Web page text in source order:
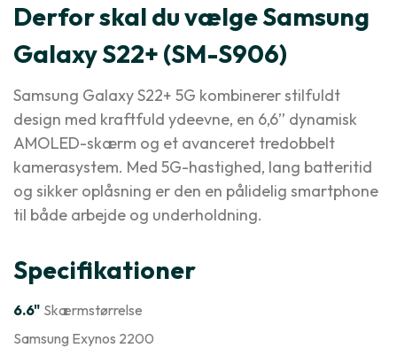
Derfor skal du vælge Samsung
Galaxy S22+ (SM-S906)
Samsung Galaxy S22+ 5G kombinerer stilfuldt
design med kraftfuld ydeevne, en 6,6” dynamisk
AMOLED-skærm og et avanceret tredobbelt
kamerasystem. Med 5G-hastighed, lang batteritid
og sikker oplåsning er den en pålidelig smartphone
til både arbejde og underholdning.
Specifikationer
6.6" Skærmstørrelse
Samsung Exynos 2200